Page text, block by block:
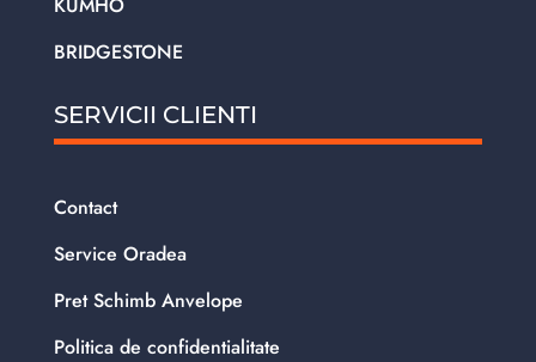
BRIDGESTONE
SERVICII CLIENTI
Contact
Service Oradea
Pret Schimb Anvelope
Politica de confidentialitate